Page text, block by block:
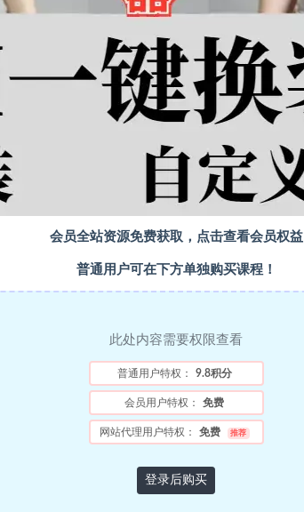
会员全站资源免费获取，点击查看会员权益
普通用户可在下方单独购买课程！
此处内容需要权限查看
普通用户特权： 9.8积分
会员用户特权： 免费
网站代理用户特权： 免费 推荐
登录后购买